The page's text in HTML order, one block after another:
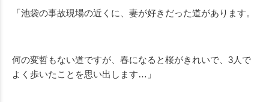
「池袋の事故現場の近くに、妻が好きだった道があります。
何の変哲もない道ですが、春になると桜がきれいで、 3人で
よく歩いたことを思い出します…」